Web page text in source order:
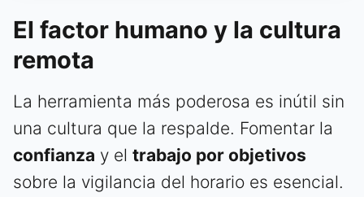
El factor humano y la cultura
remota
La herramienta más poderosa es inútil sin
una cultura que la respalde. Fomentar la
confianza y el trabajo por objetivos
sobre la vigilancia del horario es esencial.